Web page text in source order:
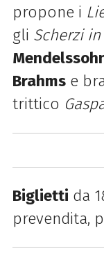
propone i
gli Scherzi
Brahmse
trittico
Biglietti da
prevendita,